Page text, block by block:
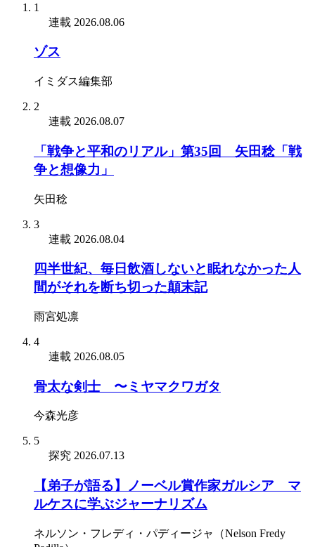
1
連載 2026.08.06
ゾス
イミダス編集部
2
連載 2026.08.07
「戦争と平和のリアル」第35回 矢田稔「戦
争と想像力」
矢田稔
3
連載 2026.08.04
四半世紀、毎日飲酒しないと眠れなかった人
間がそれを断ち切った顛末記
雨宮処凛
4
連載 2026.08.05
骨太な剣士 〜ミヤマクワガタ
今森光彦
5
探究 2026.07.13
【弟子が語る】ノーベル賞作家ガルシア゠マ
ルケスに学ぶジャーナリズム
ネルソン・フレディ・パディージャ（Nelson Fredy